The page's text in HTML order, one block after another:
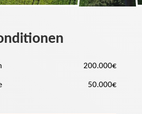
200.000€
50.000€